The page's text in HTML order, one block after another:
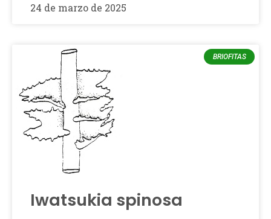
24 de marzo de 2025
BRIOFITAS
Iwatsukia spinosa